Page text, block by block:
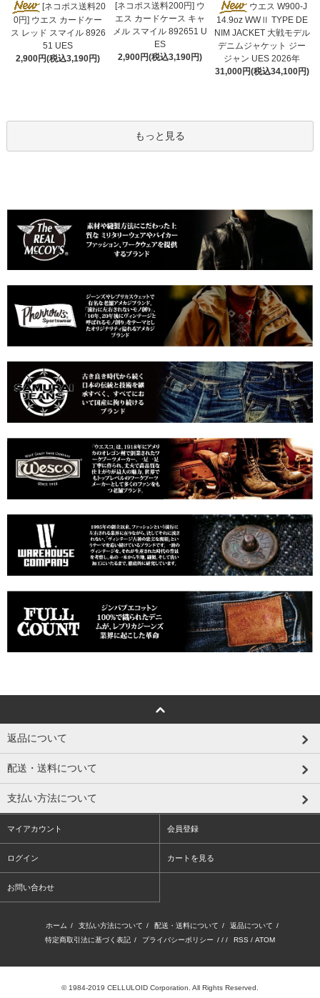
[ネコポス送料20
0円] ウエス カードケー
ス レッド スマイル 8926
51 UES
2,900円(税込3,190円)
[ネコポス送料200円] ウ
エス カードケース キャ
メル スマイル 892651 U
ES
2,900円(税込3,190円)
ウエス W900-J
14.9oz WWⅡ TYPE DE
NIM JACKET 大戦モデル
デニムジャケット ジー
ジャン UES 2026年
31,000円(税込34,100円)
もっと見る
返品について
配送・送料について
支払い方法について
マイアカウント 会員登録
ログイン カートを見る
お問い合わせ
ホーム / 支払い方法について / 配送・送料について / 返品について /
特定商取引法に基づく表記 / プライバシーポリシー / / / RSS / ATOM
© 1984-2019 CELLULOID Corporation. All Rights Reserved.